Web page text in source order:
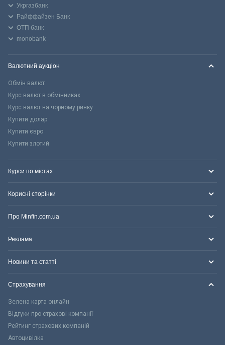
Укргазбанк
Райффайзен Банк
ОТП банк
monobank
Валютний аукціон
Обмін валют
Курс валют в обмінниках
Курс валют на чорному ринку
Купити долар
Купити євро
Купити злотий
Курси по містах
Корисні сторінки
Про Minfin.com.ua
Реклама
Новини та статті
Страхування
Зелена карта онлайн
Відгуки про страхові компанії
Рейтинг страхових компаній
Автоцивілка